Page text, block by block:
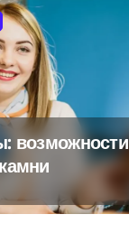
возможности